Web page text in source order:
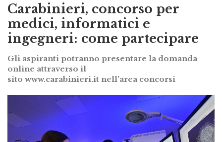
Carabinieri, concorso per
medici, informatici e
ingegneri: come partecipare
Gli aspiranti potranno presentare la domanda
online attraverso il
sito www.carabinieri.it nell’area concorsi